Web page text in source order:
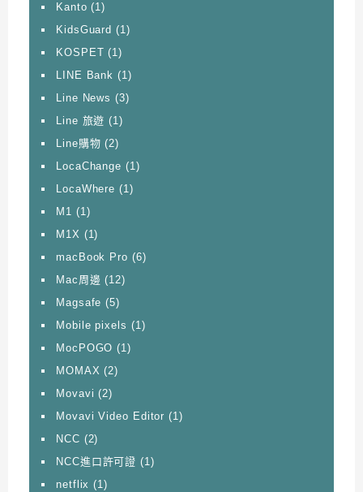
Kanto (1)
KidsGuard (1)
KOSPET (1)
LINE Bank (1)
Line News (3)
Line 旅遊 (1)
Line購物 (2)
LocaChange (1)
LocaWhere (1)
M1 (1)
M1X (1)
macBook Pro (6)
Mac周邊 (12)
Magsafe (5)
Mobile pixels (1)
MocPOGO (1)
MOMAX (2)
Movavi (2)
Movavi Video Editor (1)
NCC (2)
NCC進口許可證 (1)
netflix (1)